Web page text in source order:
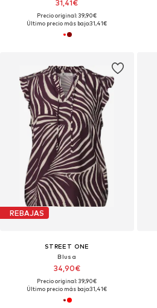
31,41€
Precio original: 39,90€
Último precio más bajo:31,41€
REBAJAS
STREET ONE
Blusa
34,90€
Precio original: 39,90€
Último precio más bajo:31,41€